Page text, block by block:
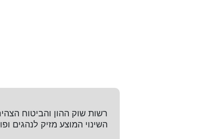
רשות שוק ההון והביטוח
השינוי המוצע מזיק לנהגים